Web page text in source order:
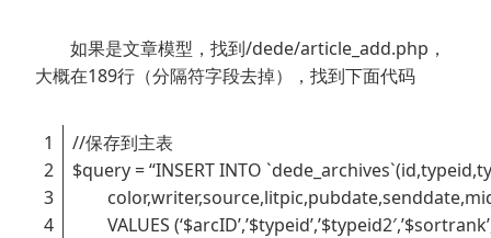
如果是文章模型，找到/dede/article_add.php，
大概在189行（分隔符字段去掉），找到下面代码
1
2
3
4
//保存到主表
$query = “INSERT INTO
VALUES